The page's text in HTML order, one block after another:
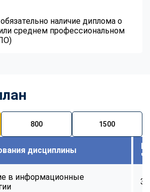
наличие диплома о
среднем профессиональном
800 1500
дисциплины
в информационные
32